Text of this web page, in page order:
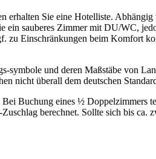
erhalten Sie eine Hotelliste.
ein sauberes Zimmer mit DU/WC,
zu Einschränkungen beim Komfort
und deren Maßstäbe von
nicht überall dem deutschen
Buchung eines ½ Doppelzimmers
berechnet. Sollte sich bis ca.